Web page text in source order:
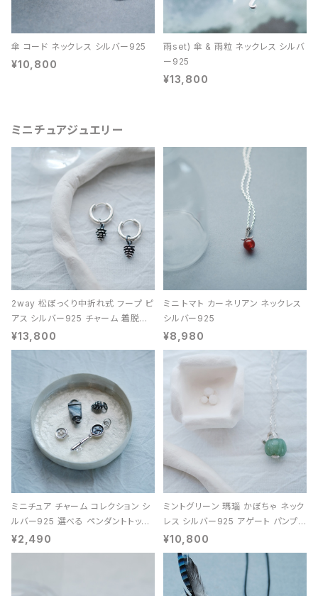
傘 コード ネックレス シルバー925
¥10,800
雨set) 傘 & 雨粒 ネックレス シルバ
ー925
¥13,800
ミニチュアジュエリー
2way 松ぼっくり中折れ式 フープ ピ
アス シルバー925 チャーム 着脱可
能 レディース ユニセックス
¥13,800
ミニ トマト カーネリアン ネックレス
シルバー925
¥8,980
ミニチュア チャーム コレクション シ
ルバー925 選べる ペンダントトップ
レディース ユニセックス
¥2,490
ミントグリーン 瑪瑙 かぼちゃ ネック
レス シルバー925 アゲート パンプキ
ン 天然石 レディース
¥10,800